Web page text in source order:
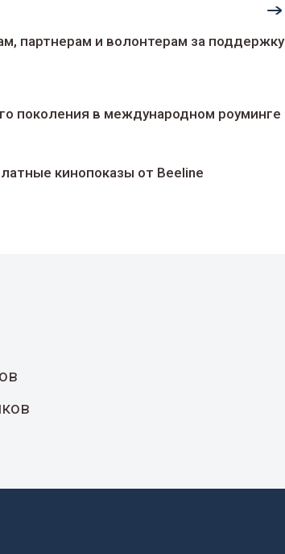
партнерам и волонтерам за поддержку
поколения в международном роуминге
кинопоказы от Beeline